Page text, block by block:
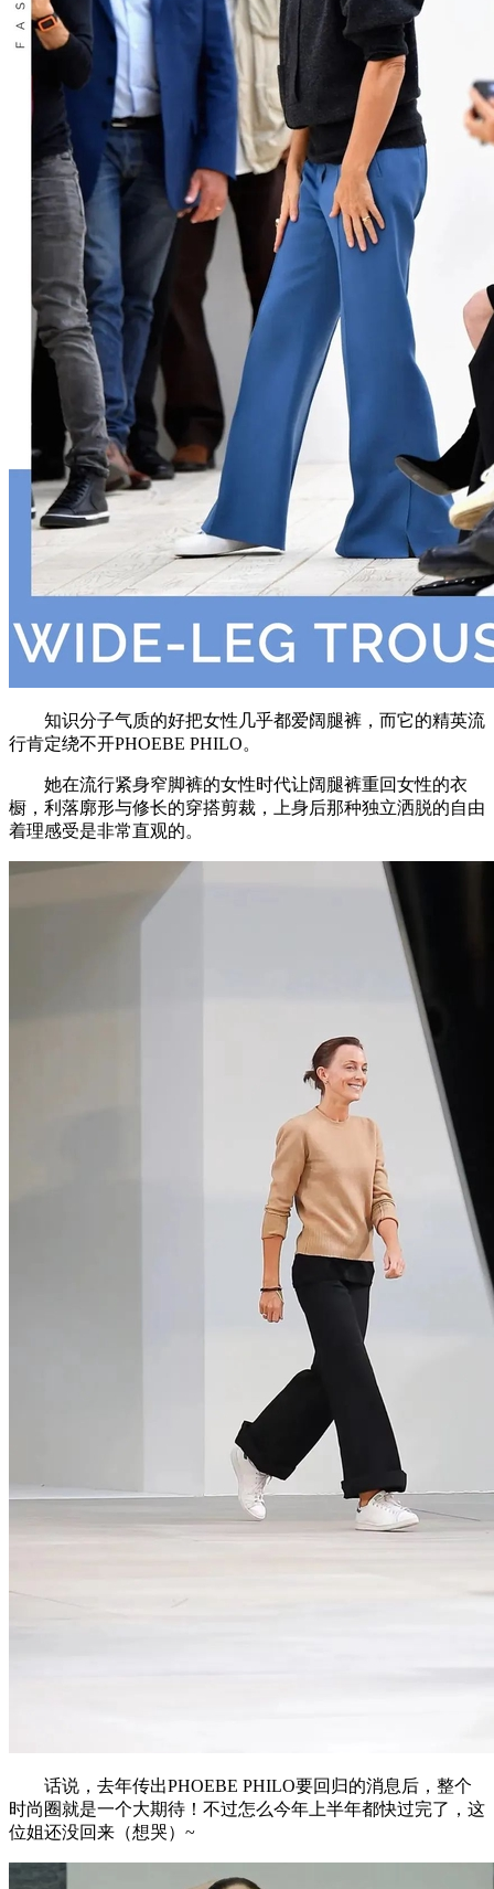
知识分子气质的好把女性几乎都爱阔腿裤，而它的精英流
行肯定绕不开PHOEBE PHILO。
她在流行紧身窄脚裤的女性时代让阔腿裤重回女性的衣
橱，利落廓形与修长的穿搭剪裁，上身后那种独立洒脱的自由
着理感受是非常直观的。
话说，去年传出PHOEBE PHILO要回归的消息后，整个
时尚圈就是一个大期待！不过怎么今年上半年都快过完了，这
位姐还没回来（想哭）~